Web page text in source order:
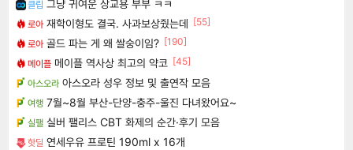
클립 그냥 귀여운 상교용 부부 ㅋㅋ
로아 재학이형도 결국. 사과보상줬는데 [55]
로아 골드 파는 게 왜 쌀숭이임? [190]
메이플 메이플 역사상 최고의 약코 [45]
아스오라 아스오라 성우 정보 및 출연작 모음
여행 7월~8월 부산-단양-충주-울진 다녀왔어요~
실팰 실버 팰리스 CBT 화제의 순간·후기 모음
핫딜 연세우유 프로틴 190ml x 16개